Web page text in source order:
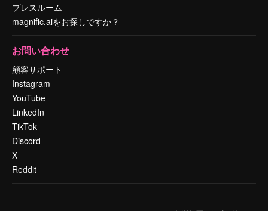
プレスルーム
magnific.aiをお探しですか？
お問い合わせ
顧客サポート
Instagram
YouTube
LinkedIn
TikTok
Discord
X
Reddit